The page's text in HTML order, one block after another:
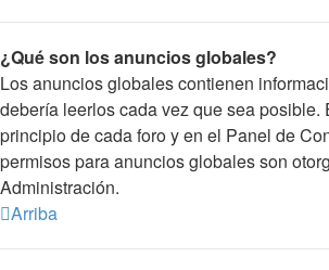
¿Qué son los anuncios globales?
Los anuncios globales contienen
debería leerlos cada vez que sea posible.
principio de cada foro y en el Panel de
permisos para anuncios globales son
Administración.
Arriba